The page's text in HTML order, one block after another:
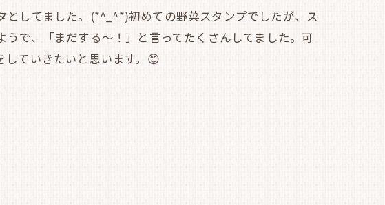
してました。(*^_^*)初めての野菜スタンプでしたが、ス
で、「まだする～！」と言ってたくさんしてました。可
ていきたいと思います。😊